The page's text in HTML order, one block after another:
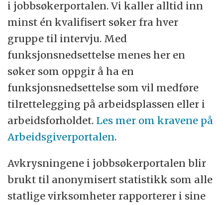
i jobbsøkerportalen. Vi kaller alltid inn
minst én kvalifisert søker fra hver
gruppe til intervju. Med
funksjonsnedsettelse menes her en
søker som oppgir å ha en
funksjonsnedsettelse som vil medføre
tilrettelegging på arbeidsplassen eller i
arbeidsforholdet. Les mer om kravene på
Arbeidsgiverportalen.
Avkrysningene i jobbsøkerportalen blir
brukt til anonymisert statistikk som alle
statlige virksomheter rapporterer i sine